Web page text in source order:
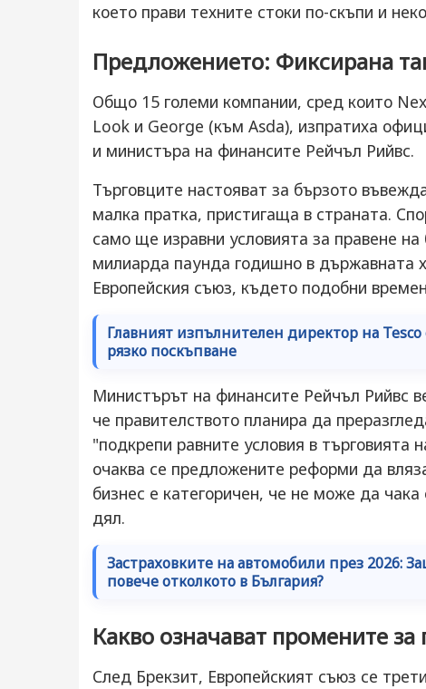
което прави техните стоки по-скъпи и
Предложението: Фиксирана
Общо 15 големи компании, сред които
Look и George (към Asda), изпратиха
и министъра на финансите Рейчъл Рийвс.
Търговците настояват за бързото
малка пратка, пристигаща в страната.
само ще изравни условията за правене
милиарда паунда годишно в държавната
Европейския съюз, където подобни
Главният изпълнителен директор на
рязко поскъпване
Министърът на финансите Рейчъл Рийвс
че правителството планира да
"подкрепи равните условия в търговията
очаква се предложените реформи да
бизнес е категоричен, че не може да
дял.
Застраховките на автомобили през 2026:
повече отколкото в България?
Какво означават промените
След Брекзит, Европейският съюз се